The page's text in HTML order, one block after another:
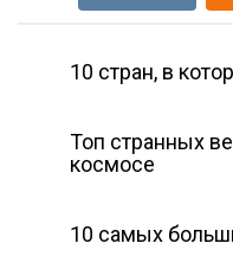
10 стран, в
Топ странных
космосе
10 самых